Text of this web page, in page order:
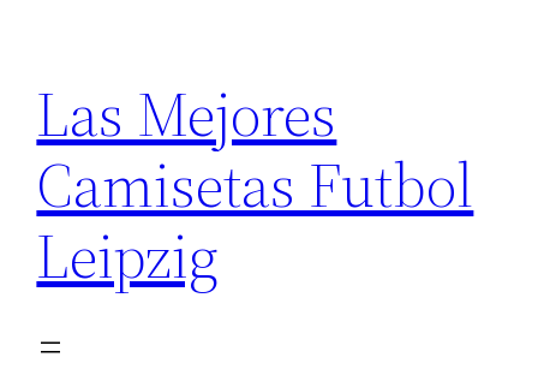
contenido
Las Mejores
Camisetas Futbol
Leipzig